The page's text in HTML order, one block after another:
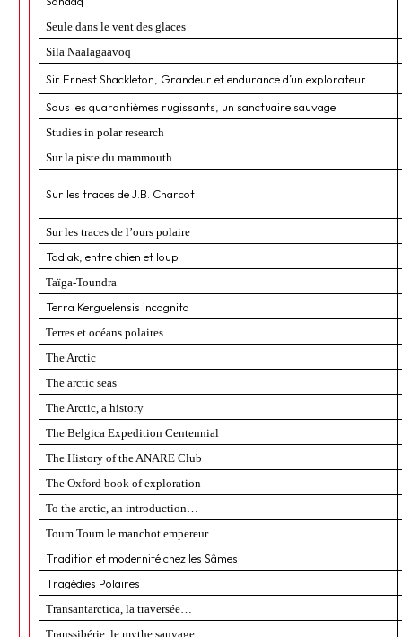
Seule dans le vent des glaces
Sila Naalagaavoq
Sir Ernest Shackleton, Grandeur et endurance d’un explorateur
Sous les quarantièmes rugissants, un sanctuaire sauvage
Studies in polar research
Sur la piste du mammouth
Sur les traces de J.B. Charcot
Sur les traces de l’ours polaire
Tadlak, entre chien et loup
Taïga-Toundra
Terra Kerguelensis incognita
Terres et océans polaires
The Arctic
The arctic seas
The Arctic, a history
The Belgica Expedition Centennial
The History of the ANARE Club
The Oxford book of exploration
To the arctic, an introduction…
Toum Toum le manchot empereur
Tradition et modernité chez les Sâmes
Tragédies Polaires
Transantarctica, la traversée…
Transsibérie, le mythe sauvage